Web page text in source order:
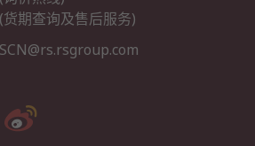
期查询及售后服务)